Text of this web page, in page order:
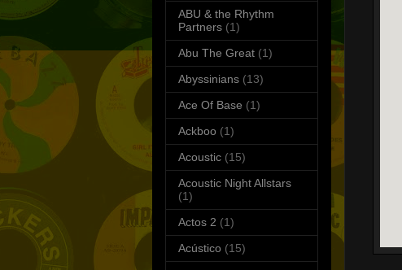
ABU & the Rhythm
Partners (1)
Abu The Great (1)
Abyssinians (13)
Ace Of Base (1)
Ackboo (1)
Acoustic (15)
Acoustic Night Allstars
(1)
Actos 2 (1)
Acústico (15)